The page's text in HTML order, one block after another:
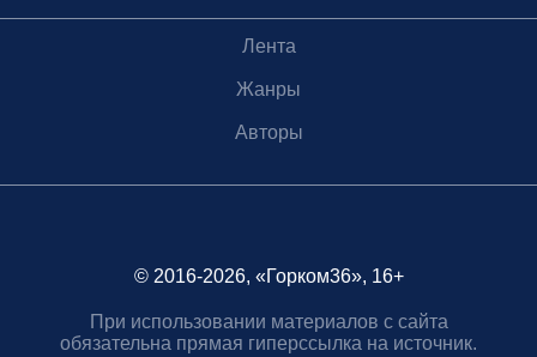
Лента
Жанры
Авторы
© 2016-2026, «Горком36», 16+
При использовании материалов с сайта
обязательна прямая гиперссылка на источник.